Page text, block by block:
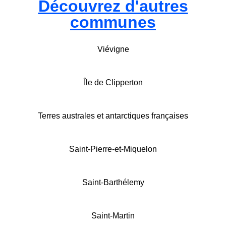
Découvrez d'autres
communes
Viévigne
Île de Clipperton
Terres australes et antarctiques françaises
Saint-Pierre-et-Miquelon
Saint-Barthélemy
Saint-Martin